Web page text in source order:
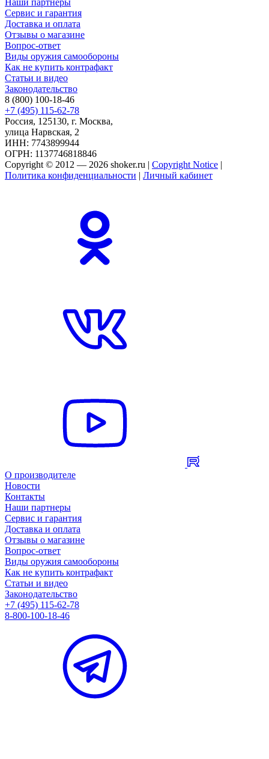
Наши партнеры
Сервис и гарантия
Доставка и оплата
Отзывы о магазине
Вопрос-ответ
Виды оружия самообороны
Как не купить контрафакт
Статьи и видео
Законодательство
8 (800) 100-18-46
+7 (495) 115-62-78
Россия, 125130, г. Москва,
улица Нарвская, 2
ИНН: 7743899944
ОГРН: 1137746818846
Copyright © 2012 — 2026 shoker.ru | Copyright Notice |
Политика конфиденциальности | Личный кабинет
О производителе
Новости
Контакты
Наши партнеры
Сервис и гарантия
Доставка и оплата
Отзывы о магазине
Вопрос-ответ
Виды оружия самообороны
Как не купить контрафакт
Статьи и видео
Законодательство
+7 (495) 115-62-78
8-800-100-18-46